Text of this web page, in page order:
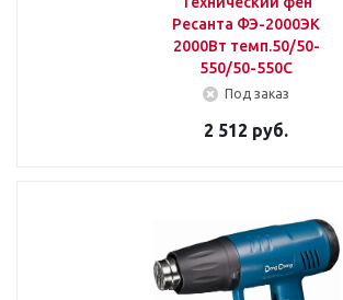
Ресанта ФЭ-2000ЭК
2000Вт темп.50/50-
550/50-550С
Под заказ
2 512 руб.